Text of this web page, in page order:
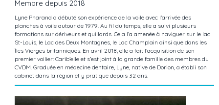
Membre depuis 2018
Lyne Pharand a débuté son expérience de la voile avec l’arrivée des
planches à voile autour de 1979. Au fil du temps, elle a suivi plusieurs
formations sur dériveurs et quillards. Cela l’a amenée à naviguer sur le lac
St-Louis, le Lac des Deux Montagnes, le Lac Champlain ainsi que dans les
Îles Vierges britanniques. En avril 2018, elle a fait l’acquisition de son
premier voilier: Carib’elle et s’est joint à la grande famille des membres du
CVDM. Graduée en médecine dentaire, Lyne, native de Dorion, a établi son
cabinet dans la région et y pratique depuis 32 ans.